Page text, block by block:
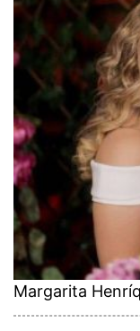
Margarita